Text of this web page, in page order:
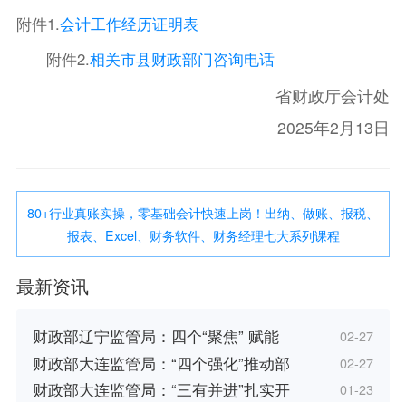
附件1.会计工作经历证明表
附件2.相关市县财政部门咨询电话
省财政厅会计处
2025年2月13日
80+行业真账实操，零基础会计快速上岗！出纳、做账、报税、
报表、Excel、财务软件、财务经理七大系列课程
最新资讯
财政部辽宁监管局：四个“聚焦” 赋能 02-27
财政部大连监管局：“四个强化”推动部 02-27
财政部大连监管局：“三有并进”扎实开 01-23